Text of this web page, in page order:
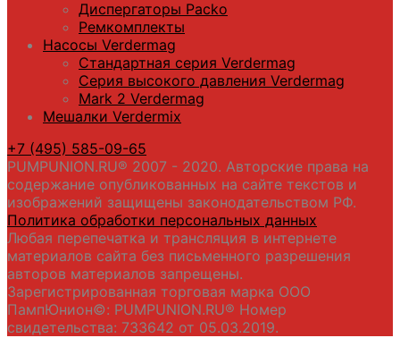
Диспергаторы Packo
Ремкомплекты
Насосы Verdermag
Стандартная серия Verdermag
Серия высокого давления Verdermag
Mark 2 Verdermag
Мешалки Verdermix
+7 (495) 585-09-65
PUMPUNION.RU® 2007 - 2020. Авторские права на
содержание опубликованных на сайте текстов и
изображений защищены законодательством РФ.
Политика обработки персональных данных
Любая перепечатка и трансляция в интернете
материалов сайта без письменного разрешения
авторов материалов запрещены.
Зарегистрированная торговая марка ООО
ПампЮнион©: PUMPUNION.RU® Номер
свидетельства: 733642 от 05.03.2019.